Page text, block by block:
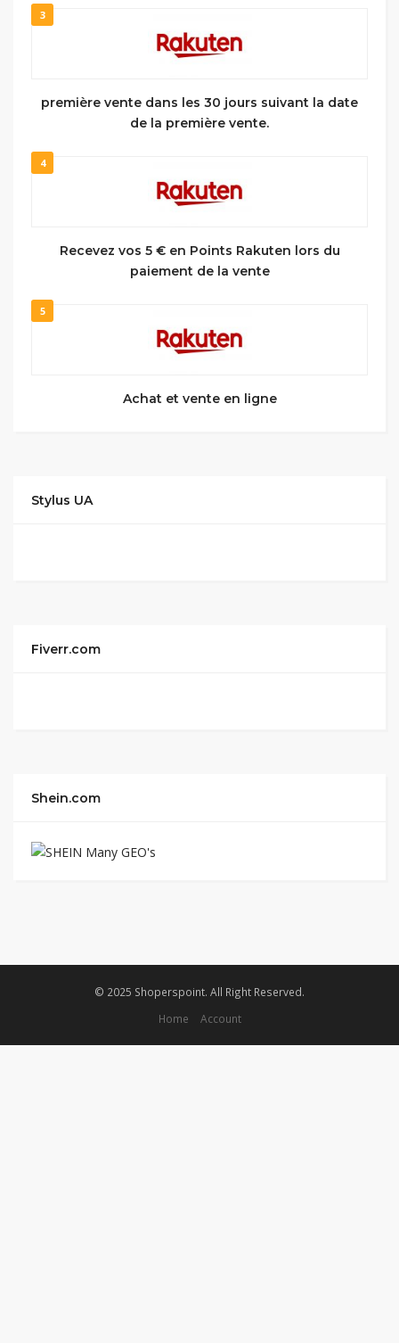
3
première vente dans les 30 jours suivant la date
de la première vente.
4
Recevez vos 5 € en Points Rakuten lors du
paiement de la vente
5
Achat et vente en ligne
Stylus UA
Fiverr.com
Shein.com
© 2025 Shoperspoint. All Right Reserved.
Home
Account